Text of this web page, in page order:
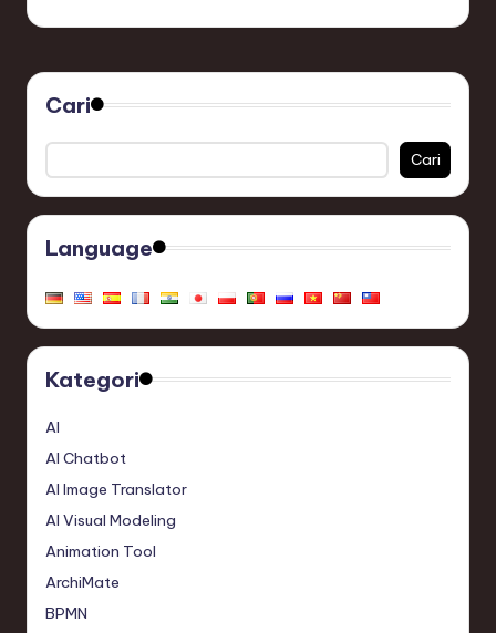
Cari
Cari
Language
Kategori
AI
AI Chatbot
AI Image Translator
AI Visual Modeling
Animation Tool
ArchiMate
BPMN